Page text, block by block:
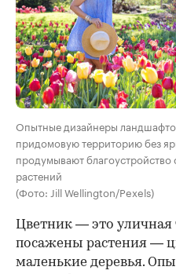
Опытные дизайнеры
придомовую территорию без
продумывают благоустройство
растений
(Фото: Jill Wellington/Pexels)
Цветник — это уличная
посажены растения —
маленькие деревья.